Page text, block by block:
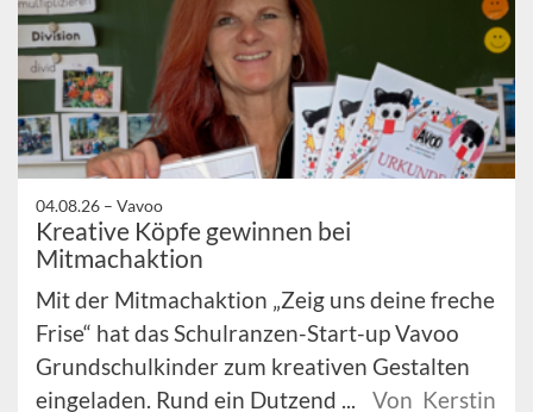
04.08.26 – Vavoo
Kreative Köpfe gewinnen bei
Mitmachaktion
Mit der Mitmachaktion „Zeig uns deine freche
Frise“ hat das Schulranzen-Start-up Vavoo
Grundschulkinder zum kreativen Gestalten
eingeladen. Rund ein Dutzend ...
Von Kerstin